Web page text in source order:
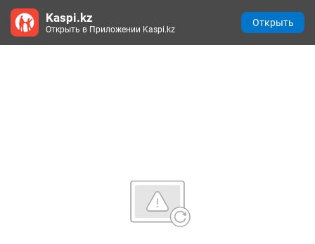
Kaspi.kz
Открыть в Приложении Kaspi.kz
Открыть